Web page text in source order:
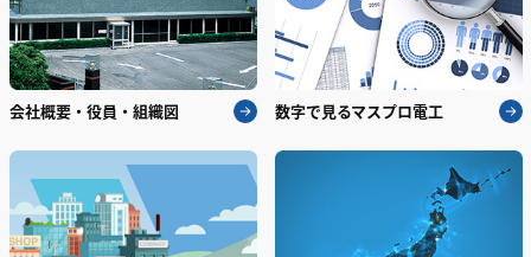
会社概要・役員・組織図 数字で見るマスプロ電工